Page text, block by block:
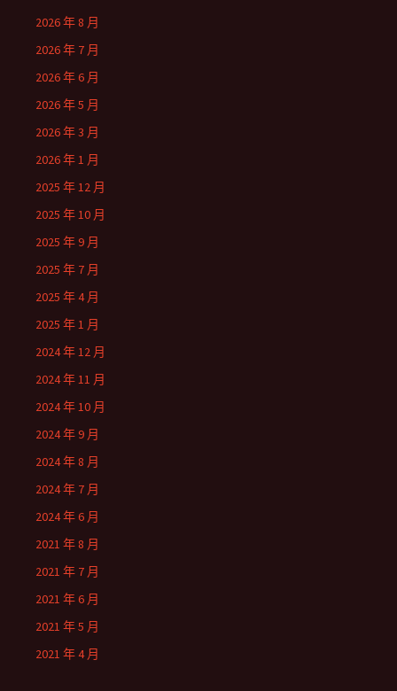
2026 年 8 月
2026 年 7 月
2026 年 6 月
2026 年 5 月
2026 年 3 月
2026 年 1 月
2025 年 12 月
2025 年 10 月
2025 年 9 月
2025 年 7 月
2025 年 4 月
2025 年 1 月
2024 年 12 月
2024 年 11 月
2024 年 10 月
2024 年 9 月
2024 年 8 月
2024 年 7 月
2024 年 6 月
2021 年 8 月
2021 年 7 月
2021 年 6 月
2021 年 5 月
2021 年 4 月